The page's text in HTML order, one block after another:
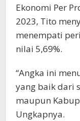
Ekonomi Per
2023, Tito
menempati
nilai 5,69%.
“Angka ini
yang baik dari
maupun
Ungkapnya.